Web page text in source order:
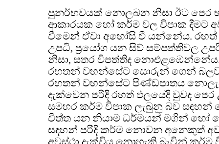
පුනර්භවයක් නොලබන නිසා ඊට පෙර
ආකාරයක හෝ කර්ම වල විපාක දීමට
වීමෙන් ඒවා අහෝසි වී යන්නේය. රහත්
උපධි, ප්‍රයෝග යන සිව් සම්පත්තිවල
නිසා, සතර විපත්තිද
රහතන් වහන්සේට සොරුන් ගෙන්
රහතන් වහන්සේට පිණ්ඩපාතය
දැක්වෙන පරිදි රහත් ඵලයේදි වුවද
සමහර කර්ම විපාක ලැබුනු බව සඳහන්
චිත්ත යන නියාම ධර්මයන් මගින් හෝ
සඳහන් පරිදි කර්ම නොවන අනෙකුත්
අවස්ථා දැක්විය නොහැකි බැවින් කර්ම